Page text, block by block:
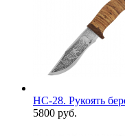
НС-28. Рукоять
5800 руб.